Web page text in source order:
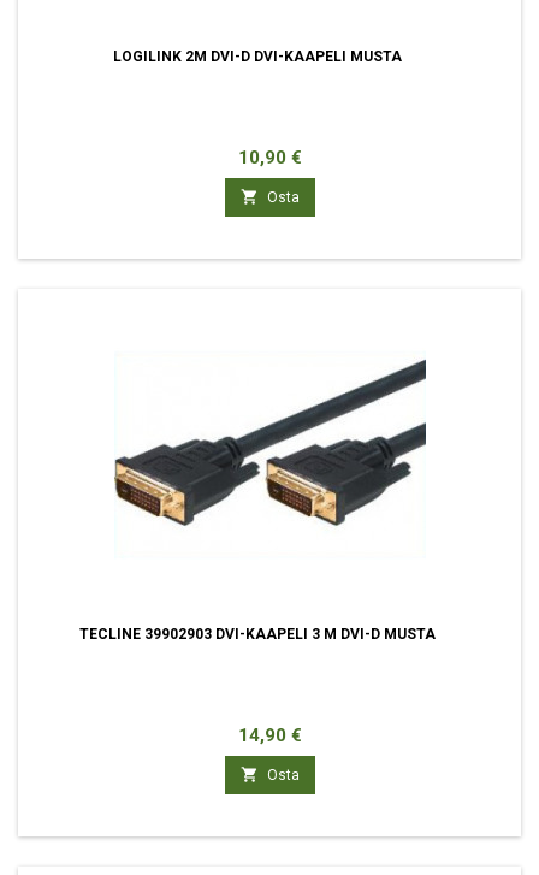
LOGILINK 2M DVI-D DVI-KAAPELI MUSTA
Hinta
10,90 €
 Osta
TECLINE 39902903 DVI-KAAPELI 3 M DVI-D MUSTA
Hinta
14,90 €
 Osta